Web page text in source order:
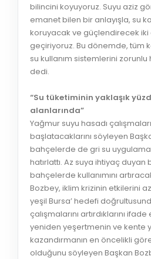
bilincini koyuyoruz. Suyu aziz
emanet bilen bir anlayışla, su
koruyacak ve güçlendirecek iki
geçiriyoruz. Bu dönemde, tüm
su kullanım sistemlerini
dedi.
“Su tüketiminin yaklaşık
alanlarında”
Yağmur suyu hasadı
başlatacaklarını söyleyen
bahçelerde de gri su
hatırlattı. Az suya ihtiyaç duyan
bahçelerde kullanımını
Bozbey, iklim krizinin etkilerini
yeşil Bursa’ hedefi
çalışmalarını artırdıklarını
yeniden yeşertmenin ve kente
kazandırmanın en öncelikli
olduğunu söyleyen Başkan